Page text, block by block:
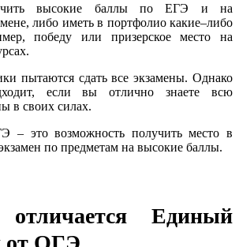
высокие баллы по ЕГЭ и на
либо иметь в портфолио какие–либо
победу или призерское место на
пытаются сдать все экзамены. Однако
если вы отлично знаете всю
в своих силах.
– это возможность получить место в
по предметам на высокие баллы.
Единый